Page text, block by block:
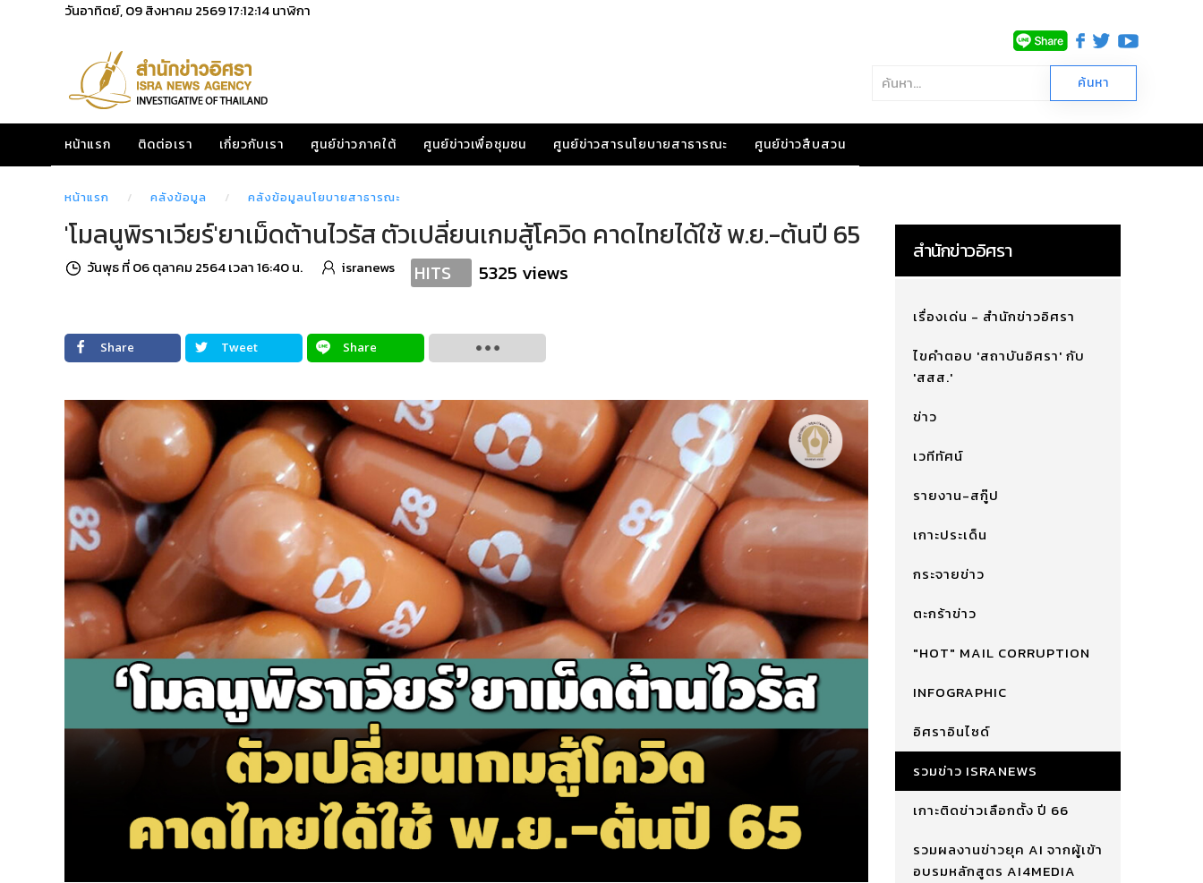
วันอาทิตย์, 09 สิงหาคม 256917:12:16นาฬิกา
หน้าแรก ติดต่อเรา เกี่ยวกับเรา ศูนย์ข่าวภาคใต้ ศูนย์ข่าวเพื่อชุมชน ศูนย์ข่าวสารนโยบายสาธารณะ ศูนย์ข่าวสืบสวน
หน้าแรก คลังข้อมูล คลังข้อมูลนโยบายสาธารณะ
'โมลนูพิราเวียร์'ยาเม็ดต้านไวรัส ตัวเปลี่ยนเกมสู้โควิด คาดไทยได้ใช้ พ.ย.-ต้นปี 65
วันพุธ ที่ 06 ตุลาคม 2564 เวลา 16:40 น. isranews HITS 5325 views
Share Tweet Share
สำนักข่าวอิศรา
เรื่องเด่น - สำนักข่าวอิศรา
ไขคำตอบ 'สถาบันอิศรา' กับ
'สสส.'
ข่าว
เวทีทัศน์
รายงาน-สกู๊ป
เกาะประเด็น
กระจายข่าว
ตะกร้าข่าว
"HOT" MAIL CORRUPTION
INFOGRAPHIC
อิศราอินไซด์
รวมข่าว ISRANEWS
เกาะติดข่าวเลือกตั้ง ปี 66
รวมผลงานข่าวยุค AI จากผู้เข้า
อบรมหลักสูตร AI4MEDIA